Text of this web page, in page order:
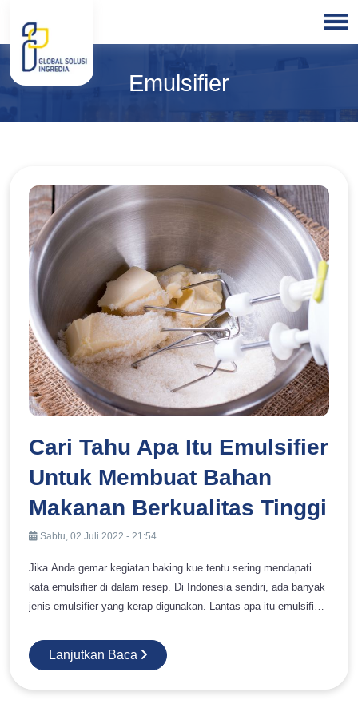
HOME
ABOUT
OUR
PARTNER
OUR
EXPERTISE
FREE
CONSULTATION
Emulsifier
Cari Tahu Apa Itu Emulsifier
Untuk Membuat Bahan
Makanan Berkualitas Tinggi
Sabtu, 02 Juli 2022 - 21:54
Jika Anda gemar kegiatan baking kue tentu sering mendapati
kata emulsifier di dalam resep. Di Indonesia sendiri, ada banyak
jenis emulsifier yang kerap digunakan. Lantas apa itu emulsifier?
melakukan usaha cake and bakery untuk tahu apa itu emulsifier
dan penggunaannya. Sehingga, Anda bisa memutuskan jenis
Lanjutkan Baca